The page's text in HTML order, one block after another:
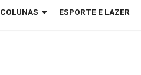
COLUNAS ESPORTE E LAZER